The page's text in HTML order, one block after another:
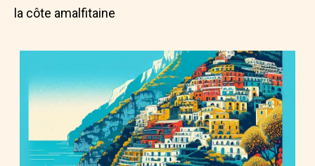
la côte amalfitaine